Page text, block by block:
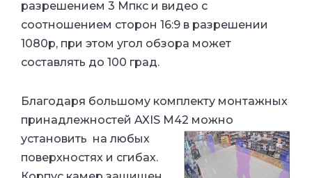
разрешением 3 Мпкс и видео с
соотношением сторон 16:9 в разрешении
1080p, при этом угол обзора может
составлять до 100 град.
Благодаря большому комплекту монтажных
принадлежностей AXIS M42 можно
установить на любых
поверхностях и сгибах.